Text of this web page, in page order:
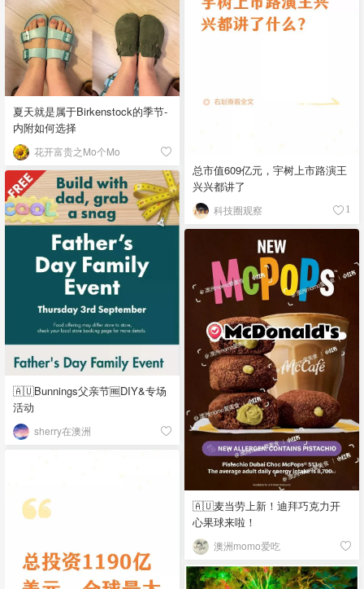
夏天就是属于Birkenstock的季节-
内附如何选择
花开富贵之Mo个Mo
总市值609亿元，宇树上市路演王
兴兴都讲了
科技圈观察 1
🇦🇺Bunnings父亲节🆓DIY&专场
活动
sherry在澳洲
🇦🇺麦当劳上新！迪拜巧克力开
心果球来啦！
澳洲momo爱吃